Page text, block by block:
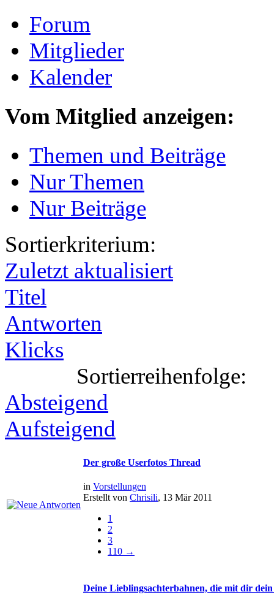
Forum
Mitglieder
Kalender
Vom Mitglied anzeigen:
Themen und Beiträge
Nur Themen
Nur Beiträge
Sortierkriterium:
Zuletzt aktualisiert
Titel
Antworten
Klicks
Sortierreihenfolge:
Absteigend
Aufsteigend
Der große Userfotos Thread
in Vorstellungen
Erstellt von Chrisili, 13 Mär 2011
1
2
3
110 →
Deine Lieblingsachterbahnen, die mit dir